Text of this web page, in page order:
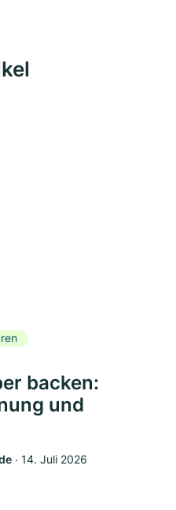
backen:
und
‧ 14. Juli 2026